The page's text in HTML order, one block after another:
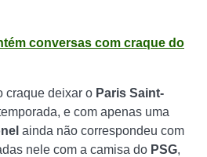
conversas com craque do
craque deixar o Paris Saint-
e com apenas uma
ainda não correspondeu com
nele com a camisa do PSG,